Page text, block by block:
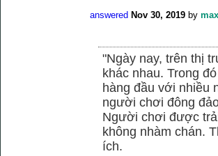
answered Nov 30, 2019 by
"Ngày nay, trên thị
khác nhau. Trong
hàng đầu với nhiều
người chơi đông
Người chơi được
không nhàm chán.
ích.